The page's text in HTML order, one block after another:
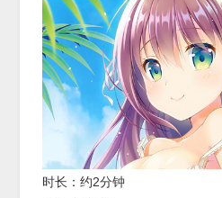
时长：约2分钟